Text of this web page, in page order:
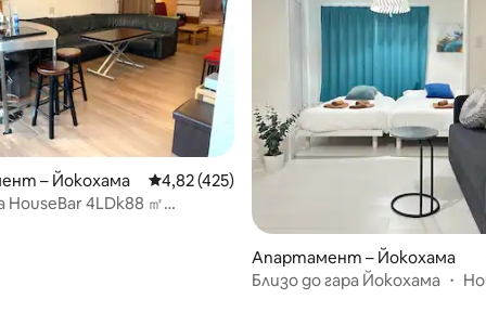
5, 127 отзива
– Йокохама Средна оценка: 4,82 от 5, 425 отзива
4,82 (425)
HouseBar 4LDk88 ㎡
Апартамент – Йокохама
Близо до гара Йокохама ・